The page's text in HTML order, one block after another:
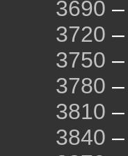
3690 –
3720 –
3750 –
3780 –
3810 –
3840 –